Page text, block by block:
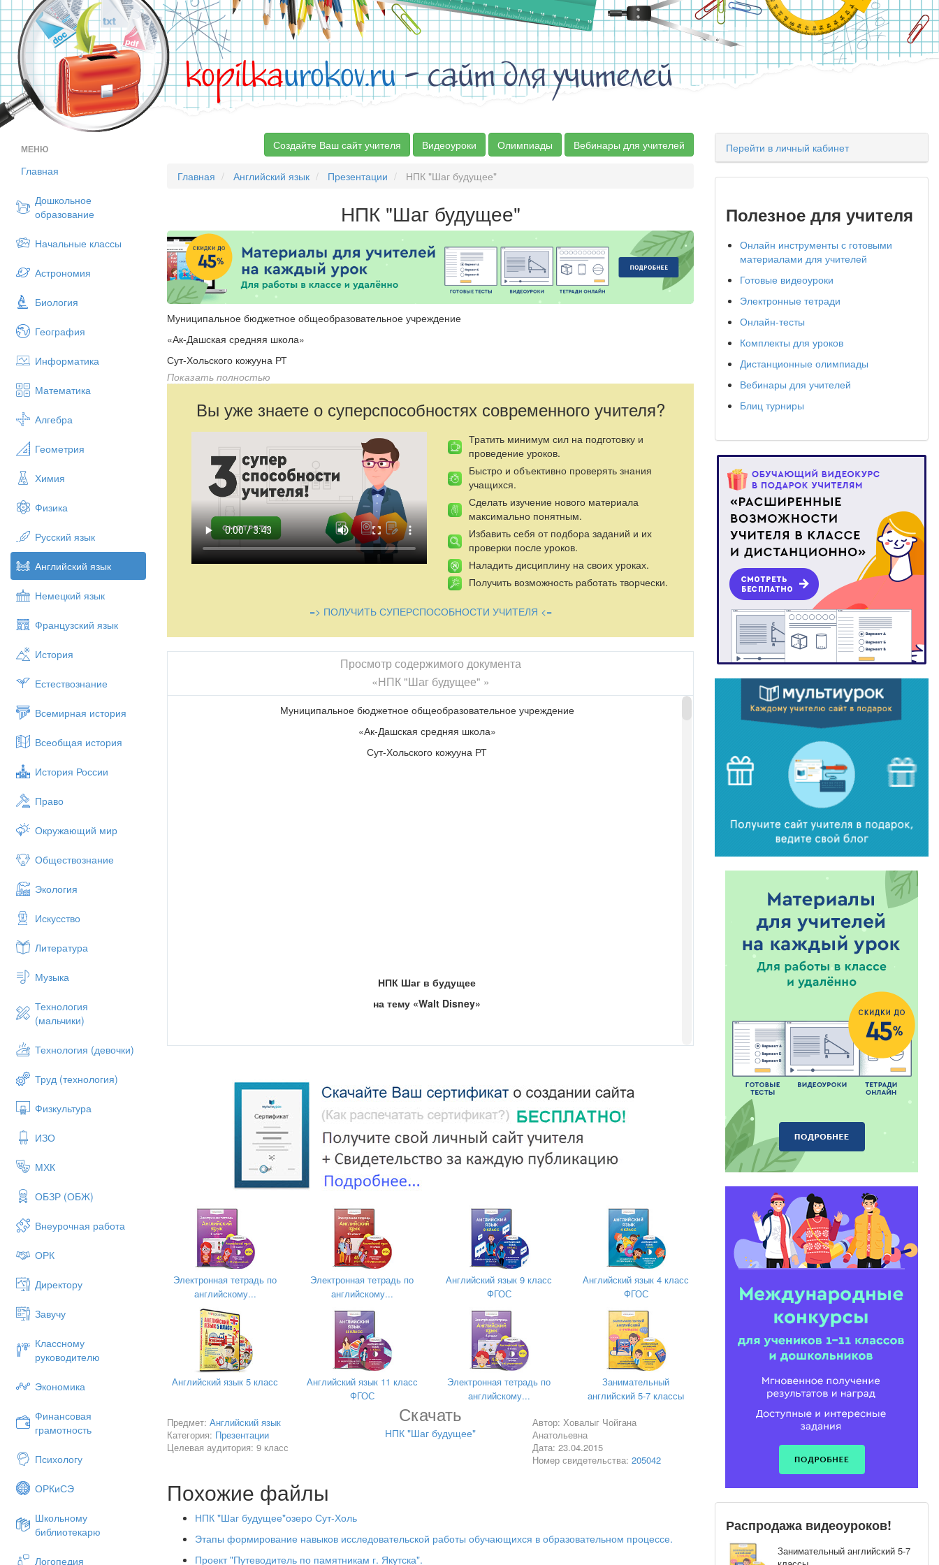
kopilkaurokov.ru- сайт для учителей
МЕНЮ
Главная
Дошкольное
образование
Начальные классы
Астрономия
Биология
География
Информатика
Математика
Алгебра
Геометрия
Химия
Физика
Русский язык
Английский язык
Немецкий язык
Французский язык
История
Естествознание
Всемирная история
Всеобщая история
История России
Право
Окружающий мир
Обществознание
Экология
Искусство
Литература
Музыка
Технология
(мальчики)
Технология (девочки)
Труд (технология)
Физкультура
ИЗО
МХК
ОБЗР (ОБЖ)
Внеурочная работа
ОРК
Директору
Завучу
Классному
руководителю
Экономика
Финансовая
грамотность
Психологу
ОРКиСЭ
Школьному
библиотекарю
Логопедия
Создайте Ваш сайт учителя Видеоуроки Олимпиады Вебинары для учителей
Главная Английский язык Презентации НПК "Шаг будущее"
НПК "Шаг будущее"
Муниципальное бюджетное общеобразовательное учреждение
«Ак-Дашская средняя школа»
Сут-Хольского кожууна РТ
НПК Шаг в будущее
на тему «
: Ховалыг Марта Маадыровна, ученица
Руководитель:Ховалыг Чойгана Анатольевна,
учитель английского языка.
2015 г
Цели:
Практическая цель: познакомить жизнью и творчеством Уолта Диснея;
Развивающая цель: развитие памяти, мышления, воображения;
Воспитательная цель: воспитывать, любить творчества английских писателей; повысить интерес к изучаемому
2) Ознакомить с лексикой «мультфильма» Уолта Диснея;
I think that everybody knows this man. His name is Walt Disney. To many people in our century his name means the
on Main Street, USA, in Magic Kingdom, Disney World, Florida. His name is very famous and not only in America. Elias
and nice to watch, his films end happily. The audience always feels comfortable and enjoys his cartoons very much.
One day an idea came to Disney. He wanted to create a special place, a special land for children and parents to have
Disneyland! You can meet all the Disney characters, you can enjoy the nighttime water show “Fantasma”.
But he is not forgotten.
http://www.disney.ru/ - официальный сайт Диснейленда в России
http://en.wikipedia.org/wiki/The_Walt_Disney_Company
http://silkdream.ru/60.htm - картинки героев мультфильмов
http://us.disneylandparis.com/index.xhtml-официальный сайт Диснейленда (карта Диснейленда)
http://detstvo.taba.ru/blog/f/3449_Uolt_Disney_Walt_Disney_biografiya.html- биография Диснея
http://www.c-cafe.ru/days/bio/000154.php биография
Показать полностью
Вы уже знаете о суперспособностях современного учителя?
Тратить минимум сил на подготовку и
проведение уроков.
Быстро и объективно проверять знания
учащихся.
Сделать изучение нового материала
максимально понятным.
Избавить себя от подбора заданий и их
проверки после уроков.
Наладить дисциплину на своих уроках.
Получить возможность работать творчески.
=> ПОЛУЧИТЬ СУПЕРСПОСОБНОСТИ УЧИТЕЛЯ <=
Просмотр содержимого документа
«НПК "Шаг будущее" »
Муниципальное бюджетное общеобразовательное учреждение
«Ак-Дашская средняя школа»
Сут-Хольского кожууна РТ
НПК Шаг в будущее
на тему «Walt Disney»
9 класса МБОУ «Ак-Дашская СОШ».
Руководитель: Ховалыг Чойгана Анатольевна,
учитель английского языка.
Цели:
Практическая цель: познакомить жизнью и творчеством Уолта Диснея;
Развивающая цель: развитие памяти, мышления, воображения;
Электронная тетрадь по
английскому...
Электронная тетрадь по
английскому...
Английский язык 9 класс
ФГОС
Английский язык 4 класс
ФГОС
Английский язык 5 класс
Английский язык 11 класс
ФГОС
Электронная тетрадь по
английскому...
Занимательный
английский 5-7 классы
Предмет: Английский язык
Категория: Презентации
Целевая аудитория: 9 класс
Скачать
НПК "Шаг будущее"
Автор: Ховалыг Чойгана
Анатольевна
Дата: 23.04.2015
Номер свидетельства: 205042
Похожие файлы
НПК "Шаг будущее"озеро Сут-Холь
Этапы формирование навыков исследовательской работы обучающихся в образовательном процессе.
Проект "Путеводитель по памятникам г. Якутска".
Перейти в личный кабинет
Полезное для учителя
Онлайн инструменты с готовыми
материалами для учителей
Готовые видеоуроки
Электронные тетради
Онлайн-тесты
Комплекты для уроков
Дистанционные олимпиады
Вебинары для учителей
Блиц турниры
Распродажа видеоуроков!
Занимательный английский 5-7